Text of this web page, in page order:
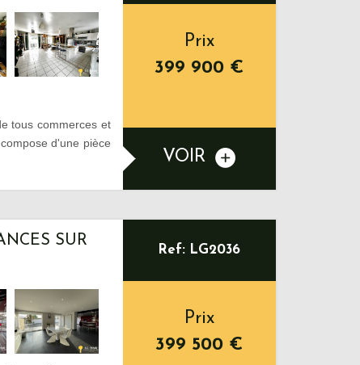
tous commerces et
d'une pièce
Prix
399 900 €
VOIR
SUR
Ref: LG2036
Prix
399 500 €